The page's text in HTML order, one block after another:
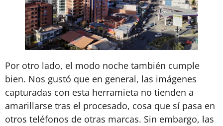
Por otro lado, el modo noche también cumple
bien. Nos gustó que en general, las imágenes
capturadas con esta herramieta no tienden a
amarillarse tras el procesado, cosa que sí pasa en
otros teléfonos de otras marcas. Sin embargo, las